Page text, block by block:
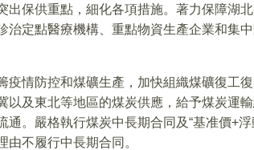
出保供重點，細化各項措施。著力保障湖
治定點醫療機構、重點物資生產企業和集
疫情防控和煤礦生產，加快組織煤礦復工
以及東北等地區的煤炭供應，給予煤炭運
通。嚴格執行煤炭中長期合同及“基准價+
由不履行中長期合同。